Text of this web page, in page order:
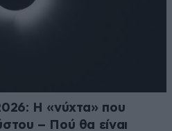
Η «νύχτα» που
– Πού θα είναι